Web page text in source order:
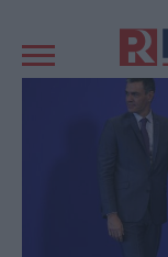
Κεντρική
πλοήγηση